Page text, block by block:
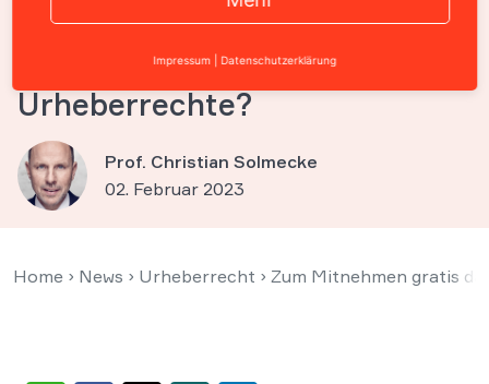
Verkaufsraum eines
Pizzalieferservice
Urheberrechte?
Prof. Christian Solmecke
02. Februar 2023
Home › News › Urheberrecht › Zum Mitnehmen gratis
Impressum Datenschutzerklärung